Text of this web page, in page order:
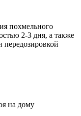
похмельного
2-3 дня, а также
передозировкой
на дому